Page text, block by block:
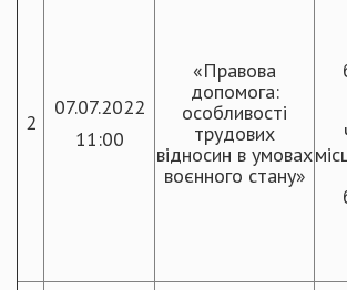
2
07.07.2022
11:00
«Правова
допомога:
особливості
трудових
відносин в умовах
воєнного стану»